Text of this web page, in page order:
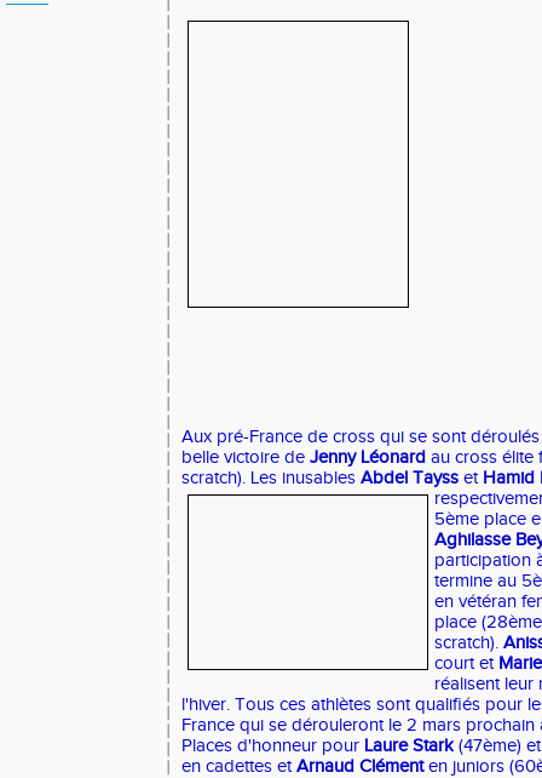
Aux pré-France de cross qui se sont
belle victoire de Jenny Léonard au cross élite
scratch). Les inusables Abdel Tayss et Hamid
5ème place
Aghilasse
participation
termine au
en vétéran
place
scratch).
court et
réalisent leur
l'hiver. Tous ces athlètes sont qualifiés pour
France qui se dérouleront le 2 mars prochain
Places d'honneur pour Laure Stark(47ème)
en cadettes etArnaud Clémenten juniors